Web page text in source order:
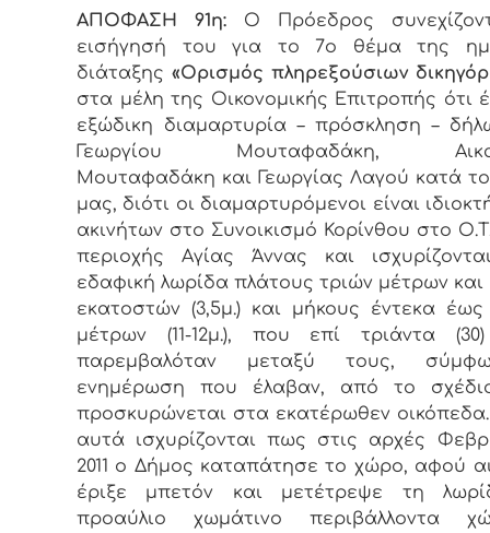
ΑΠΟΦΑΣΗ 91η: Ο Πρόεδρoς
εισήγησή του για τo 7ο θέμα της
διάταξης«Ορισμός πληρεξούσιων
στα μέλη της Οικονομικής Επιτροπής ότι
εξώδικη διαμαρτυρία – πρόσκληση –
Γεωργίου Μουταφαδάκη,
Μουταφαδάκη και Γεωργίας Λαγού κατά
μας, διότι οι διαμαρτυρόμενοι είναι
ακινήτων στο Συνοικισμό Κορίνθου στο
περιοχής Αγίας Άννας και
εδαφική λωρίδα πλάτους τριών μέτρων και
εκατοστών (3,5μ.) και μήκους έντεκα
μέτρων (11-12μ.), που επί τριάντα
παρεμβαλόταν μεταξύ τους,
ενημέρωση που έλαβαν, από το
προσκυρώνεται στα εκατέρωθεν
αυτά ισχυρίζονται πως στις αρχές
2011 ο Δήμος καταπάτησε το χώρο, αφού
έριξε μπετόν και μετέτρεψε τη
προαύλιο χωμάτινο περιβάλλοντα